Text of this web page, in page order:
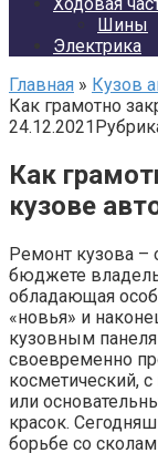
Шины
Электрика
Главная » Кузов
Как грамотно
24.12.2021
Как
кузове
Ремонт кузова –
бюджете
обладающая
«новья» и
кузовным
своевременно
косметический,
или
красок.
борьбе со